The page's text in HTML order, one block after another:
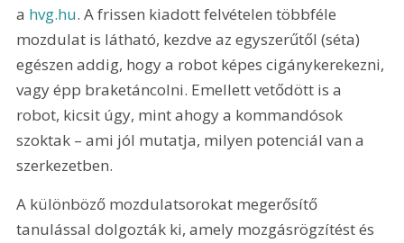
a hvg.hu. A frissen kiadott felvételen többféle
mozdulat is látható, kezdve az egyszerűtől (séta)
egészen addig, hogy a robot képes cigánykerekezni,
vagy épp braketáncolni. Emellett vetődött is a
robot, kicsit úgy, mint ahogy a kommandósok
szoktak – ami jól mutatja, milyen potenciál van a
szerkezetben.
A különböző mozdulatsorokat megerősítő
tanulással dolgozták ki, amely mozgásrögzítést és